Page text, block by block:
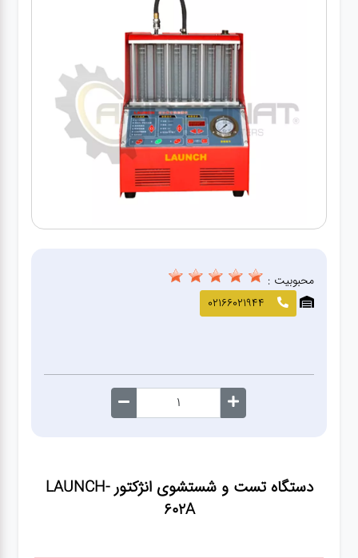
دیاگ
صافکاری
و نقاشی
کارواش
معاینه
دستگاه تست و شستشوی انژکتور LAUNCH-
602A
محبوبیت :
02166021944